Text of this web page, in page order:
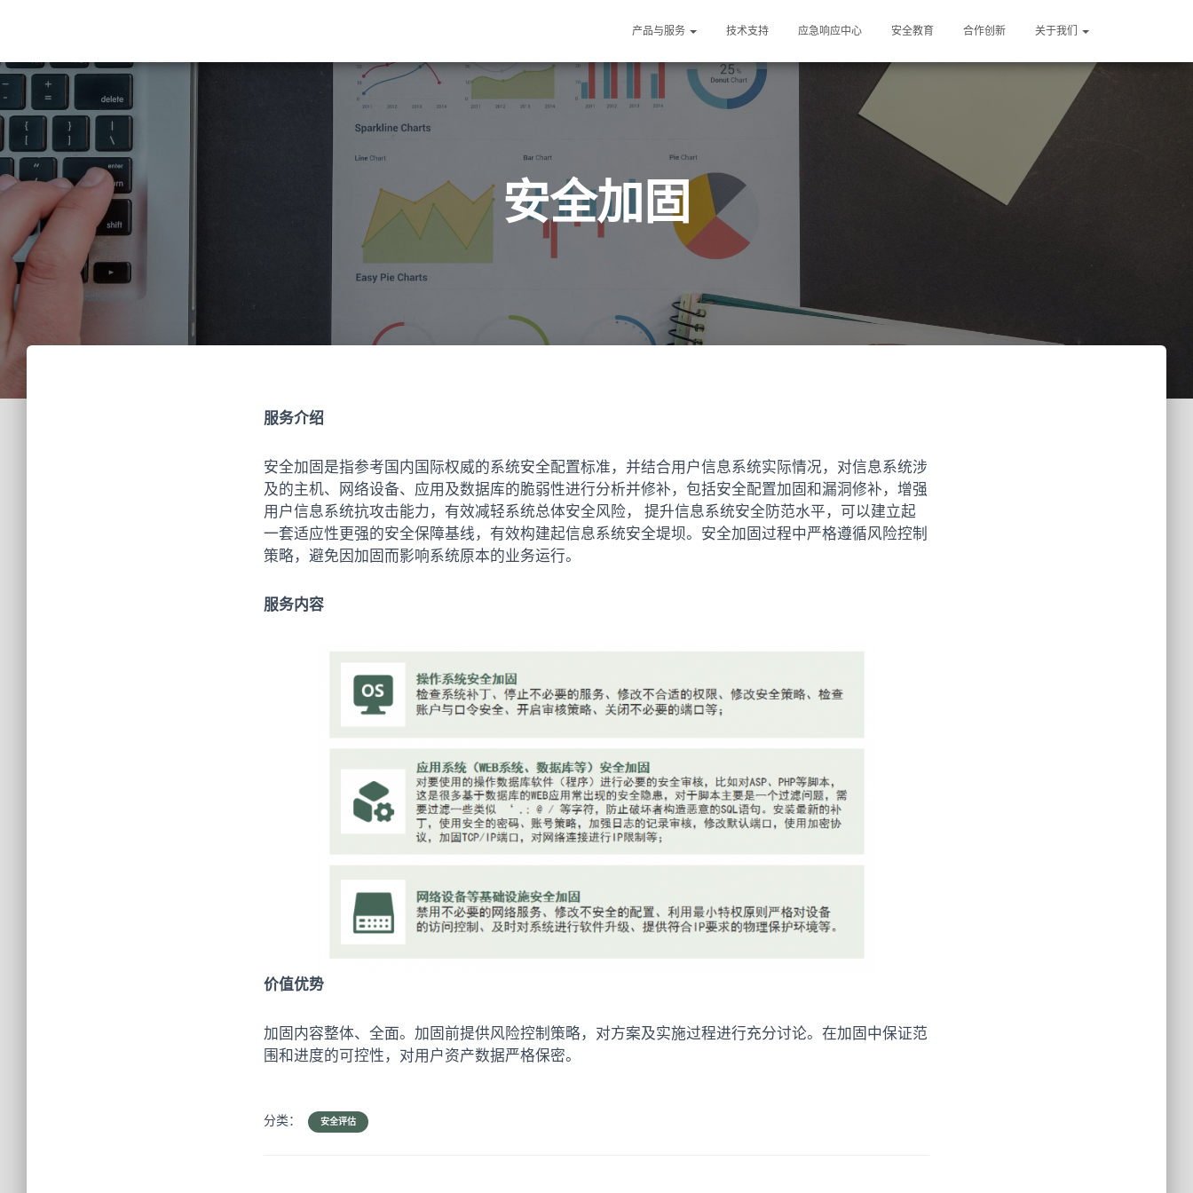
产品与服务 技术支持 应急响应中心 安全教育 合作创新 关于我们
安全加固
服务介绍
安全加固是指参考国内国际权威的系统安全配置标准，并结合用户信息系统实际情况，对信息系统涉
及的主机、网络设备、应用及数据库的脆弱性进行分析并修补，包括安全配置加固和漏洞修补，增强
用户信息系统抗攻击能力，有效减轻系统总体安全风险， 提升信息系统安全防范水平，可以建立起
一套适应性更强的安全保障基线，有效构建起信息系统安全堤坝。安全加固过程中严格遵循风险控制
策略，避免因加固而影响系统原本的业务运行。
服务内容
价值优势
加固内容整体、全面。加固前提供风险控制策略，对方案及实施过程进行充分讨论。在加固中保证范
围和进度的可控性，对用户资产数据严格保密。
分类： 安全评估